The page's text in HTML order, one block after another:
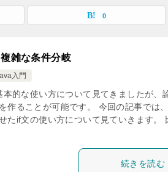
0
雑な条件分岐
入門
的な使い方について見てきましたが、
作ることが可能です。 今回の記事では
たif文の使い方について見ていきます。
続きを読む